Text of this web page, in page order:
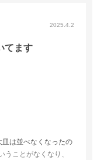
2025.4.2
てます
は並べなくなったの
ことがなくなり、